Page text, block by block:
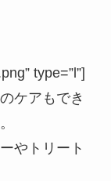
type=”l”]
ケアもでき
やトリート